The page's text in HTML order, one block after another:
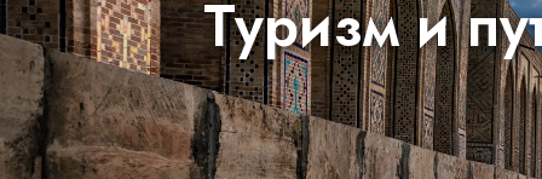
Туризм и